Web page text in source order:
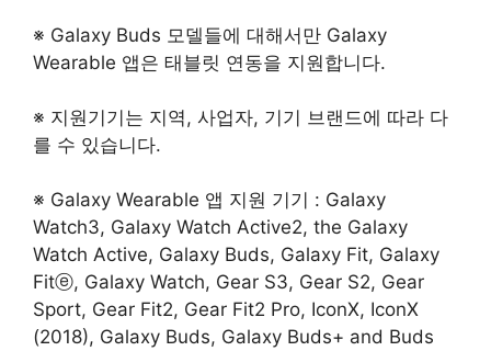
※ Galaxy Buds 모델들에 대해서만 Galaxy
Wearable 앱은 태블릿 연동을 지원합니다.
※ 지원기기는 지역, 사업자, 기기 브랜드에 따라 다
를 수 있습니다.
※ Galaxy Wearable 앱 지원 기기 : Galaxy
Watch3, Galaxy Watch Active2, the Galaxy
Watch Active, Galaxy Buds, Galaxy Fit, Galaxy
Fitⓔ, Galaxy Watch, Gear S3, Gear S2, Gear
Sport, Gear Fit2, Gear Fit2 Pro, IconX, IconX
(2018), Galaxy Buds, Galaxy Buds+ and Buds